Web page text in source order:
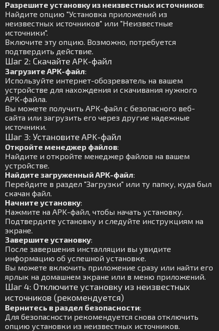
Разрешите установку из неизвестных источников:
Найдите опцию "Установка приложений из
неизвестных источников" или "Неизвестные
источники".
Включите эту опцию. Возможно, потребуется
подтвердить действие.
Шаг 2: Скачайте APK-файл
Загрузите APK-файл:
Используйте интернет-обозреватель на вашем
устройстве для нахождения и скачивания нужного
APK-файла.
Вы можете получить APK-файл с безопасного веб-
сайта или загрузить его через другие надежные
источники.
Шаг 3: Установите APK-файл
Откройте менеджер файлов:
Найдите и откройте менеджер файлов на вашем
устройстве.
Найдите загруженный APK-файл:
Перейдите в раздел "Загрузки" или ту папку, куда был
скачан файл.
Начните установку:
Нажмите на APK-файл, чтобы начать установку.
Подтвердите установку и следуйте инструкциям на
экране.
Завершите установку:
После завершения инсталляции вы увидите
информацию об успешной установке.
Вы можете включить приложение сразу или найти его
ярлык на домашнем экране или в меню приложений.
Шаг 4: Отключите установку из неизвестных
источников (рекомендуется)
Вернитесь в раздел безопасности:
Для безопасности рекомендуется снова отключить
опцию установки из неизвестных источников.